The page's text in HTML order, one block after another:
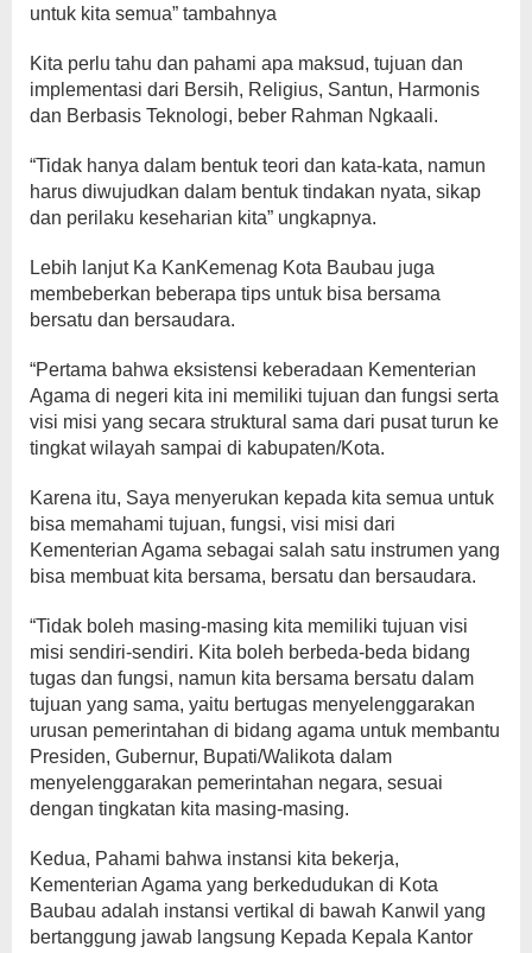
untuk kita semua” tambahnya
Kita perlu tahu dan pahami apa maksud, tujuan dan
implementasi dari Bersih, Religius, Santun, Harmonis
dan Berbasis Teknologi, beber Rahman Ngkaali.
“Tidak hanya dalam bentuk teori dan kata-kata, namun
harus diwujudkan dalam bentuk tindakan nyata, sikap
dan perilaku keseharian kita” ungkapnya.
Lebih lanjut Ka KanKemenag Kota Baubau juga
membeberkan beberapa tips untuk bisa bersama
bersatu dan bersaudara.
“Pertama bahwa eksistensi keberadaan Kementerian
Agama di negeri kita ini memiliki tujuan dan fungsi serta
visi misi yang secara struktural sama dari pusat turun ke
tingkat wilayah sampai di kabupaten/Kota.
Karena itu, Saya menyerukan kepada kita semua untuk
bisa memahami tujuan, fungsi, visi misi dari
Kementerian Agama sebagai salah satu instrumen yang
bisa membuat kita bersama, bersatu dan bersaudara.
“Tidak boleh masing-masing kita memiliki tujuan visi
misi sendiri-sendiri. Kita boleh berbeda-beda bidang
tugas dan fungsi, namun kita bersama bersatu dalam
tujuan yang sama, yaitu bertugas menyelenggarakan
urusan pemerintahan di bidang agama untuk membantu
Presiden, Gubernur, Bupati/Walikota dalam
menyelenggarakan pemerintahan negara, sesuai
dengan tingkatan kita masing-masing.
Kedua, Pahami bahwa instansi kita bekerja,
Kementerian Agama yang berkedudukan di Kota
Baubau adalah instansi vertikal di bawah Kanwil yang
bertanggung jawab langsung Kepada Kepala Kantor